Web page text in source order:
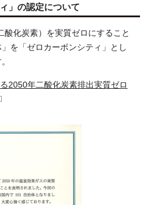
」の認定について
化炭素）を実質ゼロにすること
を「ゼロカーボンシティ」とし
2050年二酸化炭素排出実質ゼロ